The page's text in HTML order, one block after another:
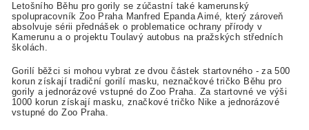
Letošního Běhu pro gorily se zúčastní také kamerunský
spolupracovník Zoo Praha Manfred Epanda Aimé, který zároveň
absolvuje sérii přednášek o problematice ochrany přírody v
Kamerunu a o projektu Toulavý autobus na pražských středních
školách.
Gorilí běžci si mohou vybrat ze dvou částek startovného - za 500
korun získají tradiční gorilí masku, neznačkové tričko Běhu pro
gorily a jednorázové vstupné do Zoo Praha. Za startovné ve výši
1000 korun získají masku, značkové tričko Nike a jednorázové
vstupné do Zoo Praha.